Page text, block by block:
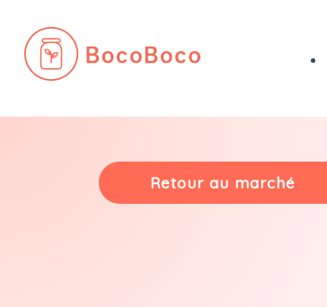
Retour au marché